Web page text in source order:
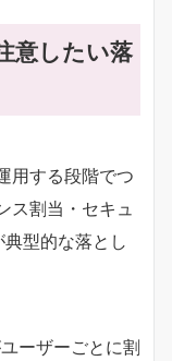
意したい落
用する段階でつ
ス割当・セキュ
型的な落とし
ユーザーごとに割